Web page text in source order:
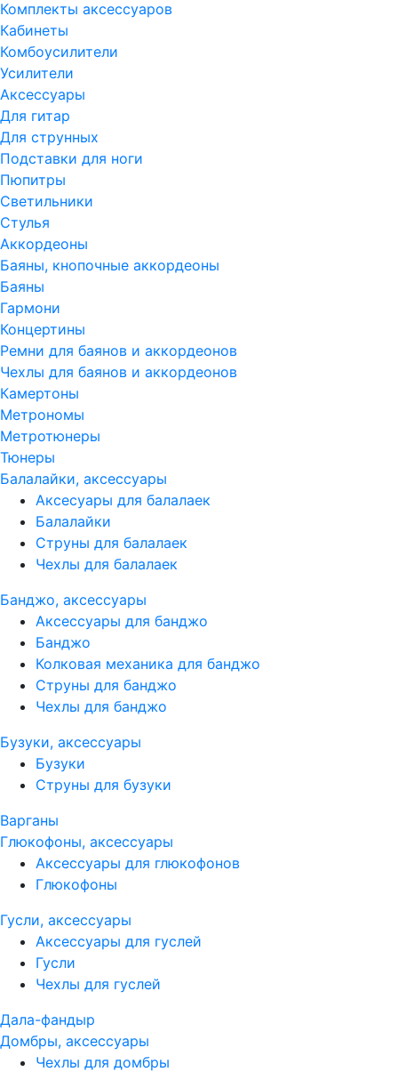
Комплекты аксессуаров
Кабинеты
Комбоусилители
Усилители
Аксессуары
Для гитар
Для струнных
Подставки для ноги
Пюпитры
Светильники
Стулья
Аккордеоны
Баяны, кнопочные аккордеоны
Баяны
Гармони
Концертины
Ремни для баянов и аккордеонов
Чехлы для баянов и аккордеонов
Камертоны
Метрономы
Метротюнеры
Тюнеры
Балалайки, аксессуары
Аксесуары для балалаек
Балалайки
Струны для балалаек
Чехлы для балалаек
Банджо, аксессуары
Аксессуары для банджо
Банджо
Колковая механика для банджо
Струны для банджо
Чехлы для банджо
Бузуки, аксессуары
Бузуки
Струны для бузуки
Варганы
Глюкофоны, аксессуары
Аксессуары для глюкофонов
Глюкофоны
Гусли, аксессуары
Аксессуары для гуслей
Гусли
Чехлы для гуслей
Дала-фандыр
Домбры, аксессуары
Чехлы для домбры